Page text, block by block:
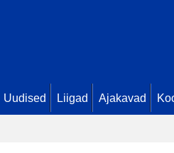
Uudised Liigad Ajakavad
. Kadre Lahtmets (
Puidak (